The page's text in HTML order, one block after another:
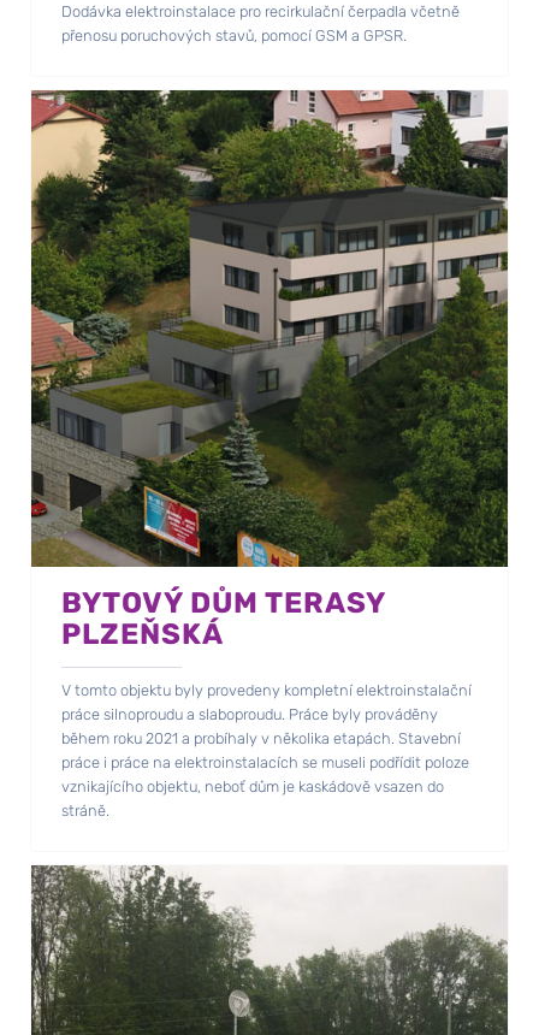
Dodávka elektroinstalace pro recirkulační čerpadla včetně
přenosu poruchových stavů, pomocí GSM a GPSR.
BYTOVÝ DŮM TERASY
PLZEŇSKÁ
V tomto objektu byly provedeny kompletní elektroinstalační
práce silnoproudu a slaboproudu. Práce byly prováděny
během roku 2021 a probíhaly v několika etapách. Stavební
práce i práce na elektroinstalacích se museli podřídit poloze
vznikajícího objektu, neboť dům je kaskádově vsazen do
stráně.